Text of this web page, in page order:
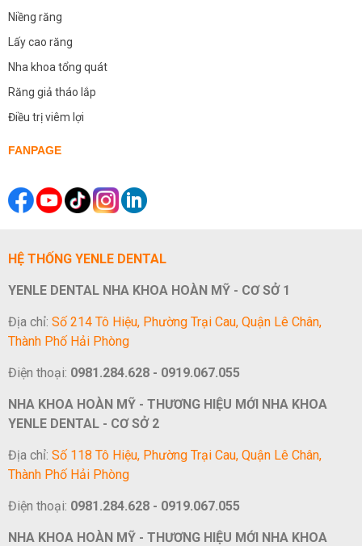
Niềng răng
Lấy cao răng
Nha khoa tổng quát
Răng giả tháo lắp
Điều trị viêm lợi
FANPAGE
HỆ THỐNG YENLE DENTAL
YENLE DENTAL NHA KHOA HOÀN MỸ - CƠ SỞ 1
Địa chỉ: Số 214 Tô Hiệu, Phường Trại Cau, Quận Lê Chân,
Thành Phố Hải Phòng
Điện thoại: 0981.284.628 - 0919.067.055
NHA KHOA HOÀN MỸ - THƯƠNG HIỆU MỚI NHA KHOA
YENLE DENTAL - CƠ SỞ 2
Địa chỉ: Số 118 Tô Hiệu, Phường Trại Cau, Quận Lê Chân,
Thành Phố Hải Phòng
Điện thoại: 0981.284.628 - 0919.067.055
NHA KHOA HOÀN MỸ - THƯƠNG HIỆU MỚI NHA KHOA